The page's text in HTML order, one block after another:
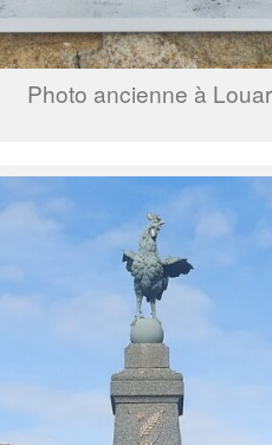
Photo ancienne à